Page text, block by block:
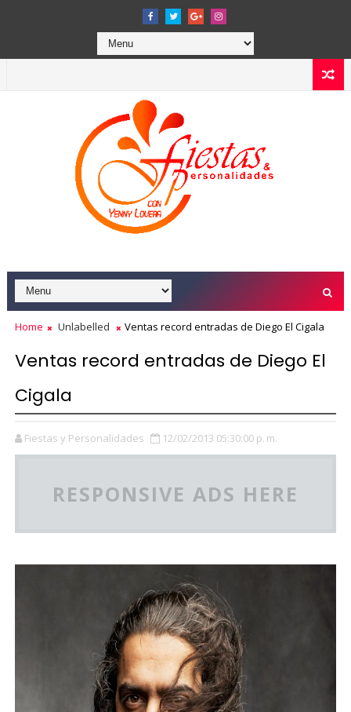
Home Unlabelled Ventas record entradas de Diego El Cigala
Ventas record entradas de Diego El
Cigala
Fiestas y Personalidades 12/02/2013 05:30:00 p. m.
RESPONSIVE ADS HERE